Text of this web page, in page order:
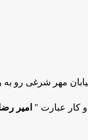
مهر شرغی رو
کار عبارت " امیر